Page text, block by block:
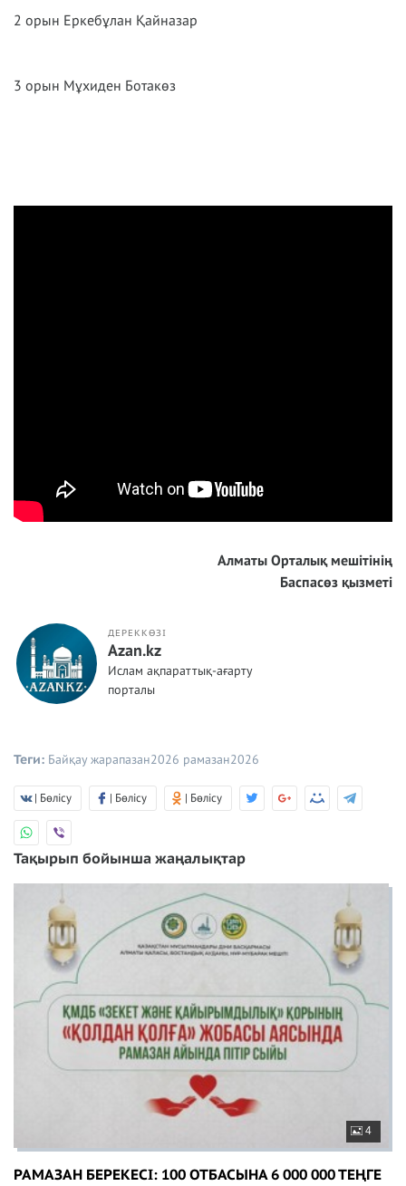
2 орын Еркебұлан Қайназар
3 орын Мұхиден Ботакөз
Алматы Орталық мешітінің
Баспасөз қызметі
ДЕРЕККӨЗІ
Azan.kz
Ислам ақпараттық-ағарту
порталы
Теги: Байқау жарапазан2026 рамазан2026
| Бөлісу | Бөлісу | Бөлісу
Тақырып бойынша жаңалықтар
4
РАМАЗАН БЕРЕКЕСІ: 100 ОТБАСЫНА 6 000 000 ТЕҢГЕ